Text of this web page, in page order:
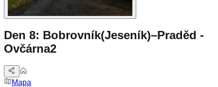
Den 8: Bobrovník(Jeseník)–Praděd -
Ovčárna2
Mapa